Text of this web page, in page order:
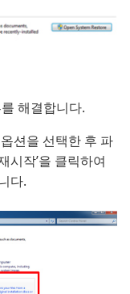
해결합니다.
션을 선택한 후 파
시작’을 클릭하여
다.